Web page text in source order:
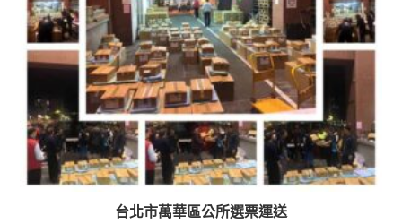
台北市萬華區公所選票運送